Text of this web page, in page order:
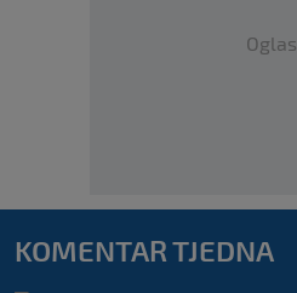
Oglas
KOMENTAR TJEDNA